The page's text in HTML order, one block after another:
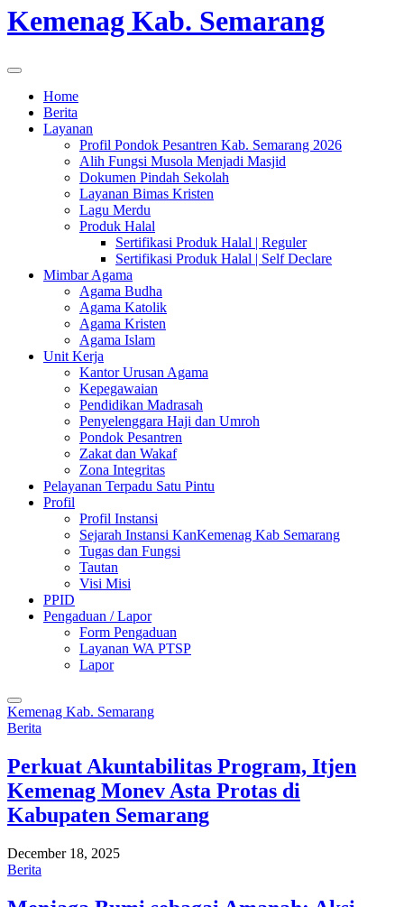
Kemenag Kab. Semarang
Home
Berita
Layanan
Profil Pondok Pesantren Kab. Semarang 2026
Alih Fungsi Musola Menjadi Masjid
Dokumen Pindah Sekolah
Layanan Bimas Kristen
Lagu Merdu
Produk Halal
Sertifikasi Produk Halal | Reguler
Sertifikasi Produk Halal | Self Declare
Mimbar Agama
Agama Budha
Agama Katolik
Agama Kristen
Agama Islam
Unit Kerja
Kantor Urusan Agama
Kepegawaian
Pendidikan Madrasah
Penyelenggara Haji dan Umroh
Pondok Pesantren
Zakat dan Wakaf
Zona Integritas
Pelayanan Terpadu Satu Pintu
Profil
Profil Instansi
Sejarah Instansi KanKemenag Kab Semarang
Tugas dan Fungsi
Tautan
Visi Misi
PPID
Pengaduan / Lapor
Form Pengaduan
Layanan WA PTSP
Lapor
Kemenag Kab. Semarang
Berita
Perkuat Akuntabilitas Program, Itjen
Kemenag Monev Asta Protas di
Kabupaten Semarang
December 18, 2025
Berita